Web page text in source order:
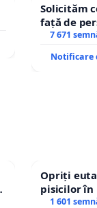
Solicităm
față de
7 671
Notificare
Opriți
pisicilor în
1 601